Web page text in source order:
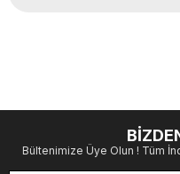
Bültenimize Üye Olun ! Tüm